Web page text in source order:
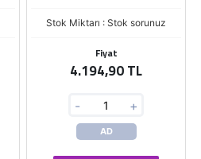
Stok Miktarı : Stok sorunuz
Fiyat
4.194,90 TL
- +
AD